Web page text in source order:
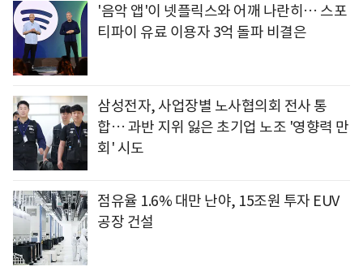
'음악 앱'이 넷플릭스와 어깨 나란히… 스포
티파이 유료 이용자 3억 돌파 비결은
삼성전자, 사업장별 노사협의회 전사 통
합… 과반 지위 잃은 초기업 노조 '영향력 만
회' 시도
점유율 1.6% 대만 난야, 15조원 투자 EUV
공장 건설